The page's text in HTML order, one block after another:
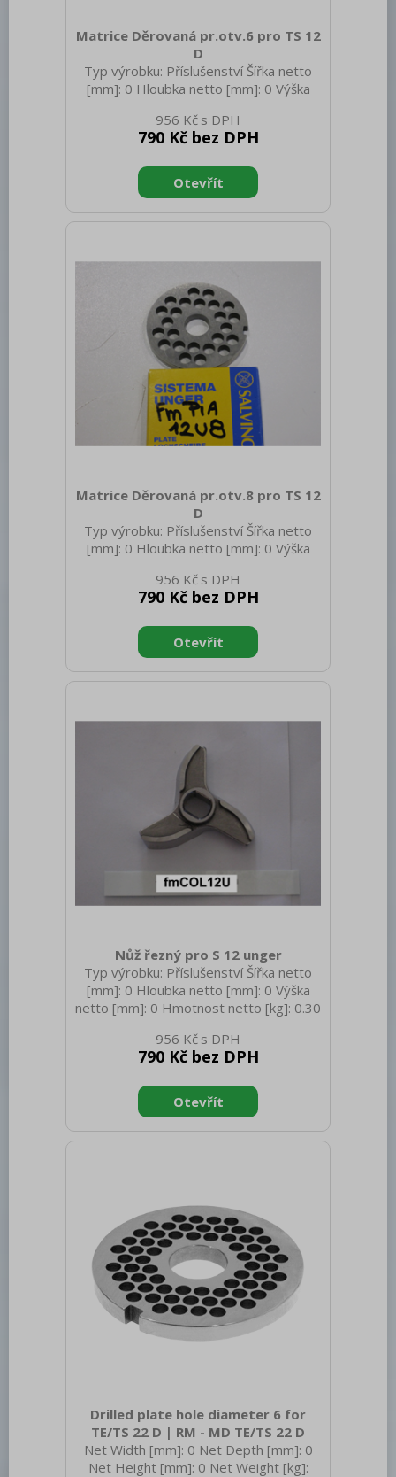
Matrice Děrovaná pr.otv.6 pro TS 12
D
Typ výrobku: Příslušenství Šířka netto
[mm]: 0 Hloubka netto [mm]: 0 Výška
Hmotnost brutto [kg]: 0.60
956 Kč
790 Kč bez DPH
Matrice Děrovaná pr.otv.8 pro TS 12
D
Typ výrobku: Příslušenství Šířka netto
[mm]: 0 Hloubka netto [mm]: 0 Výška
Hmotnost brutto [kg]: 0.28
956 Kč
790 Kč bez DPH
Nůž řezný pro S 12 unger
Typ výrobku: Příslušenství Šířka netto
[mm]: 0 Hloubka netto [mm]: 0 Výška
netto [mm]: 0 Hmotnost netto [kg]: 0.30
956 Kč
790 Kč bez DPH
Drilled plate hole diameter 6 for
TE/TS 22 D | RM - MD TE/TS 22 D
Net Width [mm]: 0 Net Depth [mm]: 0
Net Height [mm]: 0 Net Weight [kg]: